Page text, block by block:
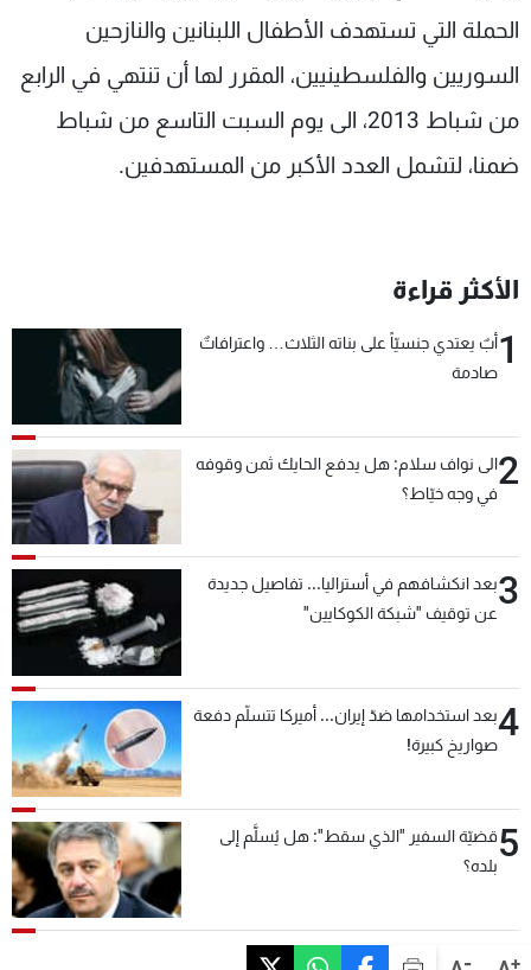
+
-
الحملة التي تستهدف الأطفال اللبنانين والنازحين
السوريين والفلسطينيين، المقرر لها أن تنتهي في الرابع
من شباط 2013، الى يوم السبت التاسع من شباط
ضمنا، لتشمل العدد الأكبر من المستهدفين.
الأكثر قراءة
1أبٌ يعتدي جنسيّاً على بناته الثلاث… واعترافاتٌ
صادمة
2الى نواف سلام: هل يدفع الحايك ثمن وقوفه
في وجه خيّاط؟
3بعد انكشافهم في أستراليا... تفاصيل جديدة
عن توقيف "شبكة الكوكايين"
4بعد استخدامها ضدّ إيران... أميركا تتسلّم دفعة
صواريخ كبيرة!
5قضيّة السفير "الذي سقط": هل يُسلَّم إلى
بلده؟